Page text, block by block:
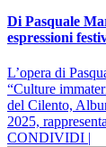
Di Pasquale
espressioni
L’opera di
“Culture
del Cilento,
2025,
CONDIVIDI |